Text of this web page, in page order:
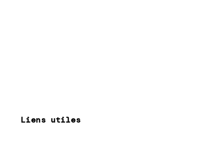
Liens utiles